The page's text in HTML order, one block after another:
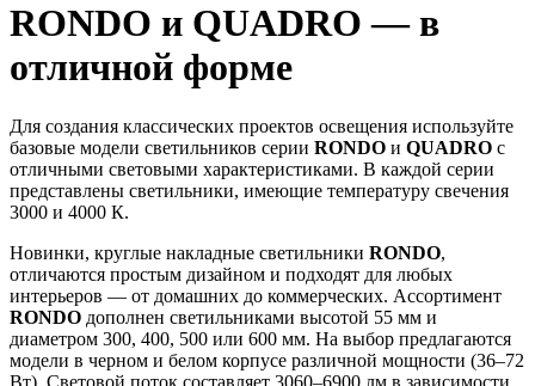
RONDO и QUADRO — в
отличной форме
Для создания классических проектов освещения используйте
базовые модели светильников серии RONDO и QUADRO с
отличными световыми характеристиками. В каждой серии
представлены светильники, имеющие температуру свечения
3000 и 4000 К.
Новинки, круглые накладные светильники RONDO,
отличаются простым дизайном и подходят для любых
интерьеров — от домашних до коммерческих. Ассортимент
RONDO дополнен светильниками высотой 55 мм и
диаметром 300, 400, 500 или 600 мм. На выбор предлагаются
модели в черном и белом корпусе различной мощности (36–72
Вт). Световой поток составляет 3060–6900 лм в зависимости